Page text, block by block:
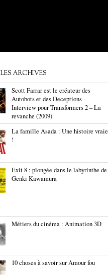
ARCHIVES
Scott Farrar est le créateur des
Autobots et des Deceptions –
Interview pour Transformers 2 – La
revanche (2009)
La famille Asada : Une histoire vraie
!
Exit 8 : plongée dans le labyrinthe de
Genki Kawamura
Métiers du cinéma : Animation 3D
10 choses à savoir sur Amour fou